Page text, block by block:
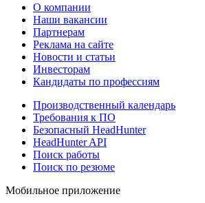
О компании
Наши вакансии
Партнерам
Реклама на сайте
Новости и статьи
Инвесторам
Кандидаты по профессиям
Производственный календарь
Требования к ПО
Безопасный HeadHunter
HeadHunter API
Поиск работы
Поиск по резюме
Мобильное приложение